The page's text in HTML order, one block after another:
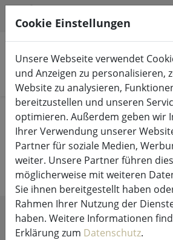
Produkte suchen
Start Lichterketten & Beleuchtung
Design Lampen und
FILTER
Cookie Einstellungen
Unsere Webseite verwendet
und Anzeigen zu personalisieren,
Website zu analysieren,
bereitzustellen und unseren
optimieren. Außerdem geben wir
Ihrer Verwendung unserer
Partner für soziale Medien,
weiter. Unsere Partner führen
möglicherweise mit weiteren
Sie ihnen bereitgestellt haben
Rahmen Ihrer Nutzung der
haben. Weitere Informationen
Erklärung zum Datenschutz.